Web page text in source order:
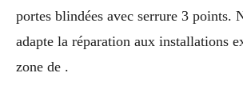
portes blindées avec serrure 3 points.
adapte la réparation aux installations
zone de .